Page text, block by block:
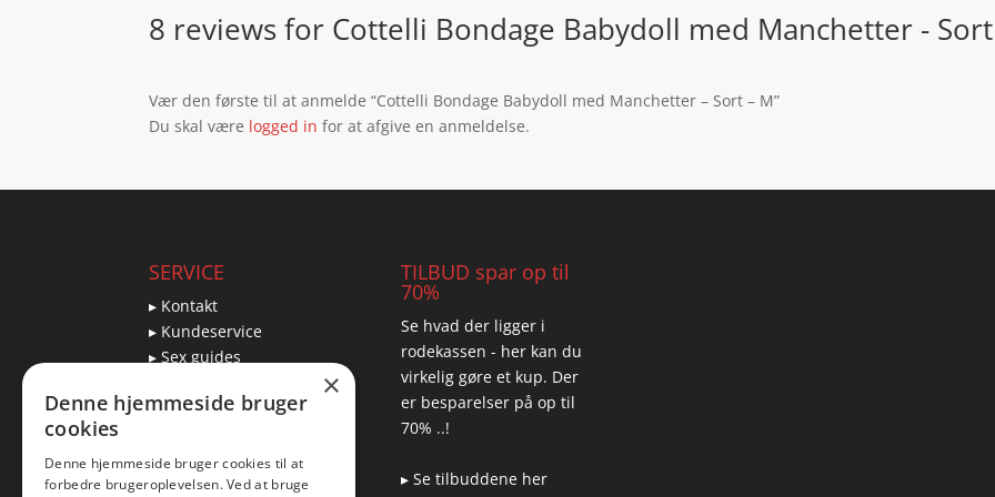
8 reviews for Cottelli Bondage Babydoll med Manchetter -
Vær den første til at anmelde “Cottelli Bondage Babydoll med Manchetter – Sort – M”
Du skal være logged in for at afgive en anmeldelse.
SERVICE
▸ Kontakt
▸ Kundeservice
▸ Sex guides
▸ Returnering
TILBUD spar op til
70%
Se hvad der ligger i
rodekassen - her kan du
virkelig gøre et kup. Der
er besparelser på op til
70% ..!
▸ Se tilbuddene her
×
Denne hjemmeside bruger
cookies
Denne hjemmeside bruger cookies til at
forbedre brugeroplevelsen. Ved at bruge